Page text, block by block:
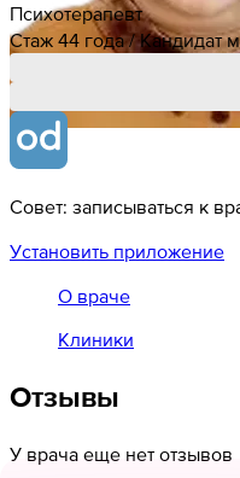
Психотерапевт
Стаж 44 года / Кандидат
Совет: записываться к
Установить приложение
О враче
Клиники
Отзывы
У врача еще нет отзывов